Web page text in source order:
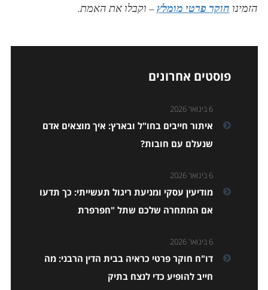
הזמינו חוקר פרטי מומלץ– וקבלו את האמת.
פוסטים אחרונים
6 בינואר 2026
איתור חייבים בחו"ל ובארץ: איך מוצאים אדם
שנעלם עם חובות?
6 בינואר 2026
מודיעין עסקי ומניעת ריגול תעשייתי: כך תדעו
אם המתחרה שלכם שתל "חפרפרת
6 בינואר 2026
דו"ח חוקר פרטי כראיה בבית הדין הרבני: מה
חייב להופיע כדי לנצח בתיק